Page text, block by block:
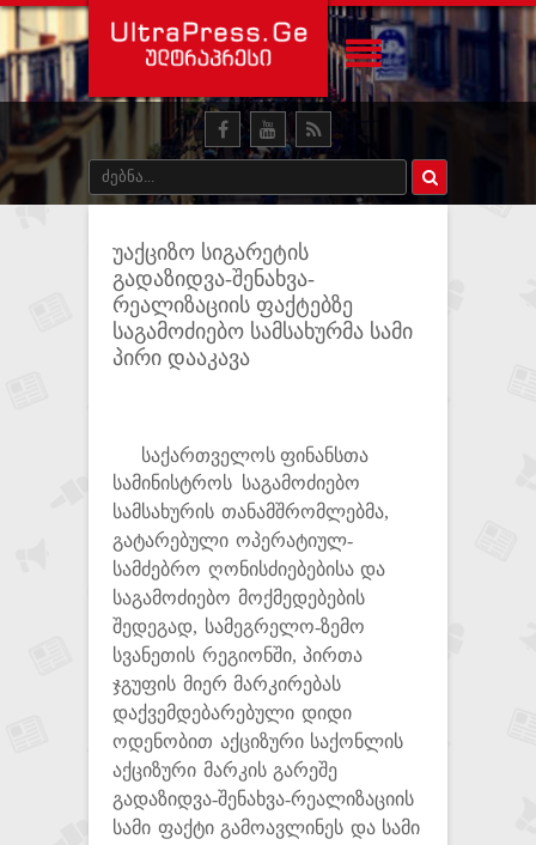
უაქციზო სიგარეტის
გადაზიდვა-შენახვა-
რეალიზაციის ფაქტებზე
საგამოძიებო სამსახურმა სამი
პირი დააკავა
საქართველოს ფინანსთა
სამინისტროს საგამოძიებო
სამსახურის თანამშრომლებმა,
გატარებული ოპერატიულ-
სამძებრო ღონისძიებებისა და
საგამოძიებო მოქმედებების
შედეგად, სამეგრელო-ზემო
სვანეთის რეგიონში, პირთა
ჯგუფის მიერ მარკირებას
დაქვემდებარებული დიდი
ოდენობით აქციზური საქონლის
აქციზური მარკის გარეშე
გადაზიდვა-შენახვა-რეალიზაციის
სამი ფაქტი გამოავლინეს და სამი